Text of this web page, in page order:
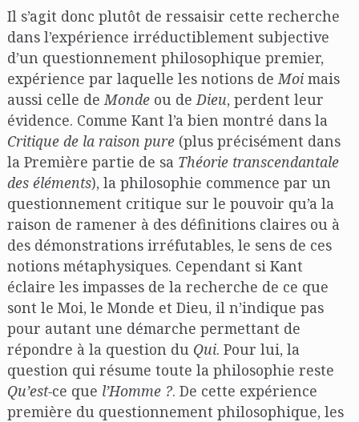
Il s’agit donc plutôt de ressaisir cette recherche
dans l’expérience irréductiblement subjective
d’un questionnement philosophique premier,
expérience par laquelle les notions deMoimais
aussi celle deMondeou deDieu, perdent leur
évidence. Comme Kant l’a bien montré dans la
Critique de la raison pure(plus précisément dans
la Première partie de sa Théorie transcendantale
des éléments), la philosophie commence par un
questionnement critique sur le pouvoir qu’a la
raison de ramener à des définitions claires ou à
des démonstrations irréfutables, le sens de ces
notions métaphysiques. Cependant si Kant
éclaire les impasses de la recherche de ce que
sont le Moi, le Monde et Dieu, il n’indique pas
pour autant une démarche permettant de
répondre à la question du Qui. Pour lui, la
question qui résume toute la philosophie reste
Qu’est-ce que l’Homme ?. De cette expérience
première du questionnement philosophique, les